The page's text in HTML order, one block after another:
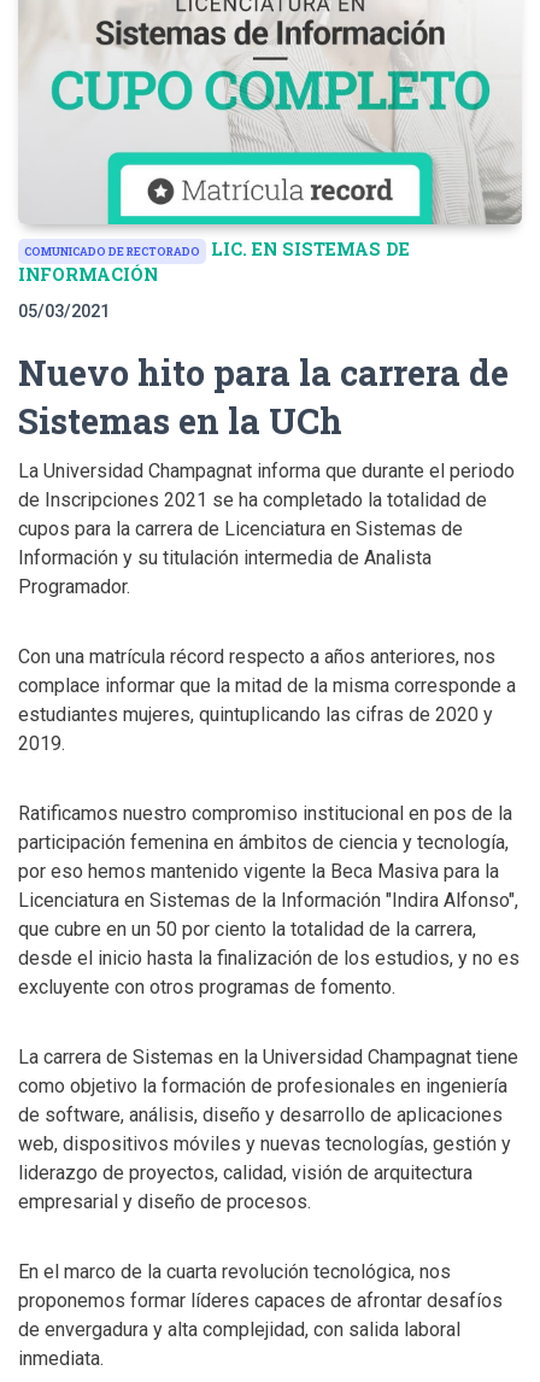
COMUNICADO DE RECTORADO
LIC. EN SISTEMAS DE
INFORMACIÓN
05/03/2021
Nuevo hito para la carrera de
Sistemas en la UCh
La Universidad Champagnat informa que durante el periodo
de Inscripciones 2021 se ha completado la totalidad de
cupos para la carrera de Licenciatura en Sistemas de
Información y su titulación intermedia de Analista
Programador.
Con una matrícula récord respecto a años anteriores, nos
complace informar que la mitad de la misma corresponde a
estudiantes mujeres, quintuplicando las cifras de 2020 y
2019.
Ratificamos nuestro compromiso institucional en pos de la
participación femenina en ámbitos de ciencia y tecnología,
por eso hemos mantenido vigente la Beca Masiva para la
Licenciatura en Sistemas de la Información "Indira Alfonso",
que cubre en un 50 por ciento la totalidad de la carrera,
desde el inicio hasta la finalización de los estudios, y no es
excluyente con otros programas de fomento.
La carrera de Sistemas en la Universidad Champagnat tiene
como objetivo la formación de profesionales en ingeniería
de software, análisis, diseño y desarrollo de aplicaciones
web, dispositivos móviles y nuevas tecnologías, gestión y
liderazgo de proyectos, calidad, visión de arquitectura
empresarial y diseño de procesos.
En el marco de la cuarta revolución tecnológica, nos
proponemos formar líderes capaces de afrontar desafíos
de envergadura y alta complejidad, con salida laboral
inmediata.